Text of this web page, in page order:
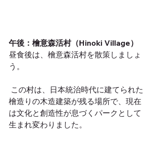
午後：檜意森活村（Hinoki Village）
昼食後は、檜意森活村を散策しましょ
う。
檜造りの木造建築が残る場所で、現在
は文化と創造性が息づくパークとして
生まれ変わりました。